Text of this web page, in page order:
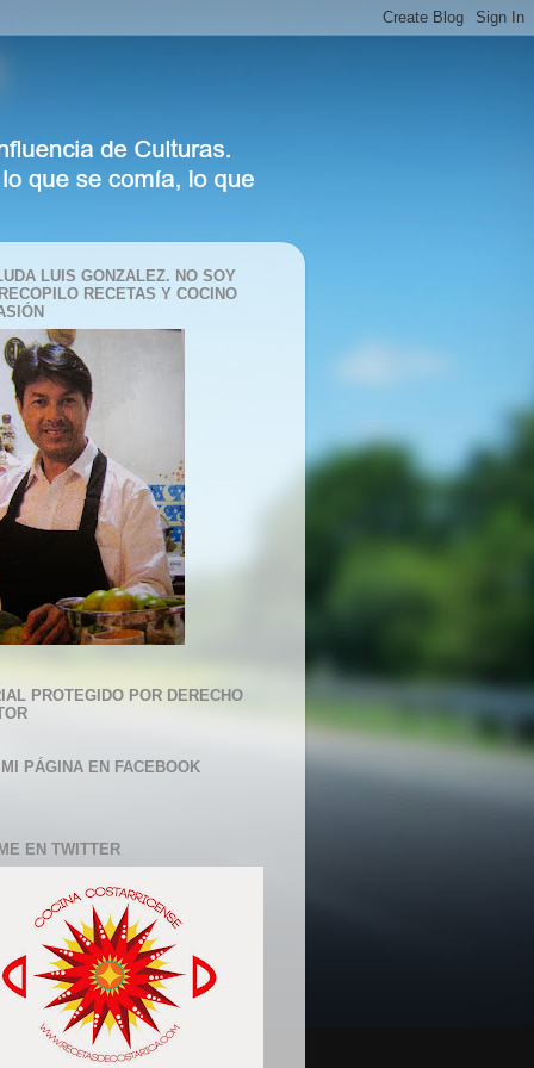
LUIS GONZALEZ. NO SOY
RECETAS Y COCINO
PROTEGIDO POR DERECHO
PÁGINA EN FACEBOOK
EN TWITTER